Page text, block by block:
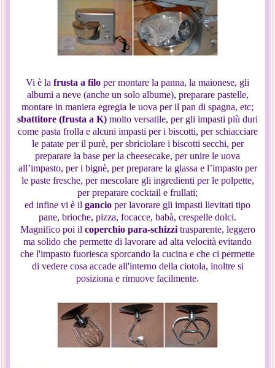
Vi è la frusta a filo per montare la panna, la maionese, gli
albumi a neve (anche un solo albume), preparare pastelle,
montare in maniera egregia le uova per il pan di spagna, etc;
sbattitore (frusta a K) molto versatile, per gli impasti più duri
come pasta frolla e alcuni impasti per i biscotti, per schiacciare
le patate per il purè, per sbriciolare i biscotti secchi, per
preparare la base per la cheesecake, per unire le uova
all’impasto, per i bignè, per preparare la glassa e l’impasto per
le paste fresche, per mescolare gli ingredienti per le polpette,
per preparare cocktail e frullati;
ed infine vi è il gancio per lavorare gli impasti lievitati tipo
pane, brioche, pizza, focacce, babà, crespelle dolci.
Magnifico poi il coperchio para-schizzitrasparente, leggero
ma solido che permette di lavorare ad alta velocità evitando
che l'impasto fuoriesca sporcando la cucina e che ci permette
di vedere cosa accade all'interno della ciotola, inoltre si
posiziona e rimuove facilmente.